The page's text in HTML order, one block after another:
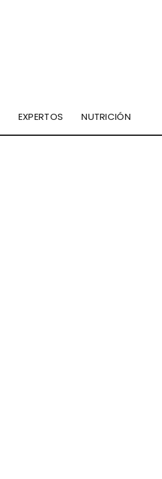
EXPERTOS NUTRICIÓN